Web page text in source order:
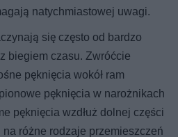
natychmiastowej uwagi.
się często od bardzo
biegiem czasu. Zwróćcie
pęknięcia wokół ram
pęknięcia w narożnikach
pęknięcia wzdłuż dolnej części
różne rodzaje przemieszczeń